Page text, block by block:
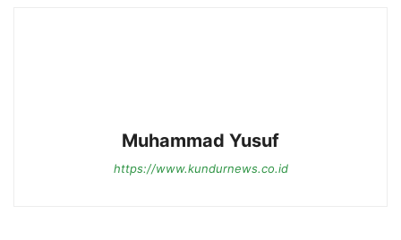
Muhammad Yusuf
https://www.kundurnews.co.id